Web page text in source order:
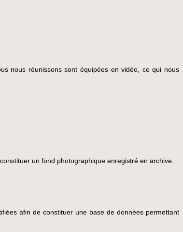
nous réunissons sont équipées en vidéo, ce qui nous
un fond photographique enregistré en archive.
afin de constituer une base de données permettant